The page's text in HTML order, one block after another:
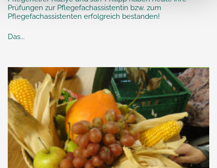
Prüfungen zur Pflegefachassistentin bzw. zum
Pflegefachassistenten erfolgreich bestanden!
Das...